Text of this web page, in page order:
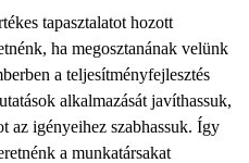
tapasztalatot hozott
ha megosztanának velünk
a teljesítményfejlesztés
alkalmazását javíthassuk,
az igényeihez szabhassuk. Így
a munkatársakat